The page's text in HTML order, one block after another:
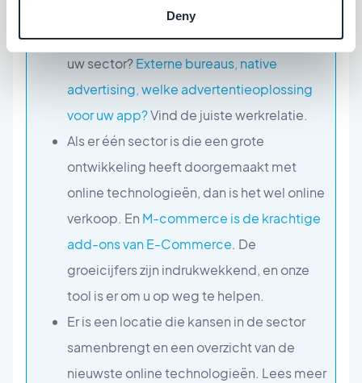
Deny
Is online adverteren de sleutel tot groei in
uw sector?Externe bureaus, native
advertising, welke advertentieoplossing
voor uw app?Vind de juiste werkrelatie.
Als er één sector is die een grote
ontwikkeling heeft doorgemaakt met
online technologieën, dan is het wel online
verkoop. En M-commerce is de krachtige
add-ons van E-Commerce. De
groeicijfers zijn indrukwekkend, en onze
tool is er om u op weg te helpen.
Er is een locatie die kansen in de sector
samenbrengt en een overzicht van de
nieuwste online technologieën. Lees meer